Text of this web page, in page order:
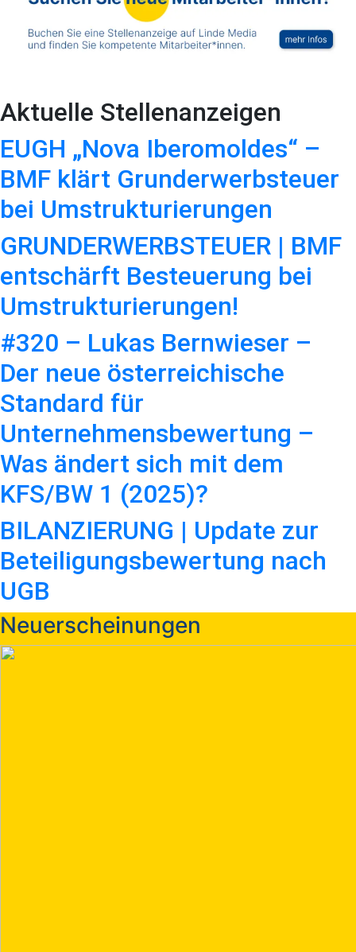
Aktuelle Stellenanzeigen
EUGH „Nova Iberomoldes“ –
BMF klärt Grunderwerbsteuer
bei Umstrukturierungen
GRUNDERWERBSTEUER | BMF
entschärft Besteuerung bei
Umstrukturierungen!
#320 – Lukas Bernwieser –
Der neue österreichische
Standard für
Unternehmensbewertung –
Was ändert sich mit dem
KFS/BW 1 (2025)?
BILANZIERUNG | Update zur
Beteiligungsbewertung nach
UGB
Neuerscheinungen